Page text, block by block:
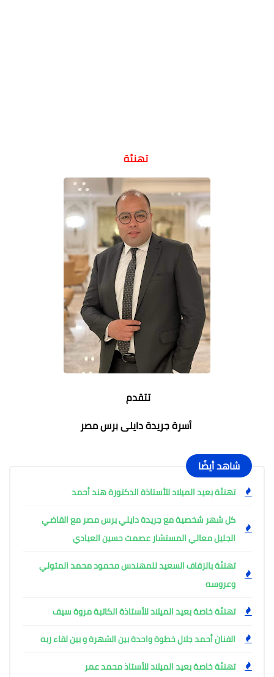
تهنئة
تتقدم
أسرة جريدة دايلى برس مصر
شاهد أيضًا
تهنئة بعيد الميلاد للأستاذة الدكتورة هند أحمد
كل شهر شخصية مع جريدة دايلي برس مصر مع القاضي
الجليل معالي المستشار عصمت حسين العيادي
تهنئة بالزفاف السعيد للمهندس محمود محمد المتولي
وعروسه
تهنئة خاصة بعيد الميلاد للأستاذة الكاتبة مروة سيف
الفنان أحمد جلال خطوة واحدة بين الشهرة و بين لقاء ربه
تهنئة خاصة بعيد الميلاد للأستاذ محمد عمر